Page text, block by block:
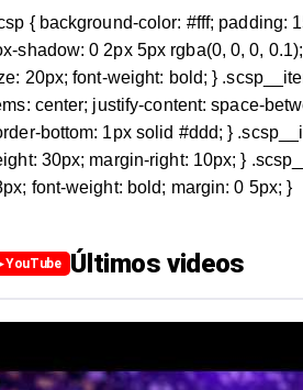
{ background-color: #fff; padding:
shadow: 0 2px 5px rgba(0, 0, 0,
20px; font-weight: bold; }
center; justify-content: space-
bottom: 1px solid #ddd; }
30px; margin-right: 10px; }
font-weight: bold; margin: 0 5px; }
YouTube Últimos videos